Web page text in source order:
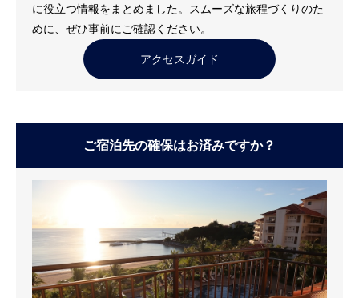
に役立つ情報をまとめました。スムーズな旅程づくりのた
めに、ぜひ事前にご確認ください。
アクセスガイド
ご宿泊先の確保はお済みですか？